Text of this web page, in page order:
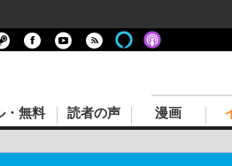
・無料 読者の声 漫画